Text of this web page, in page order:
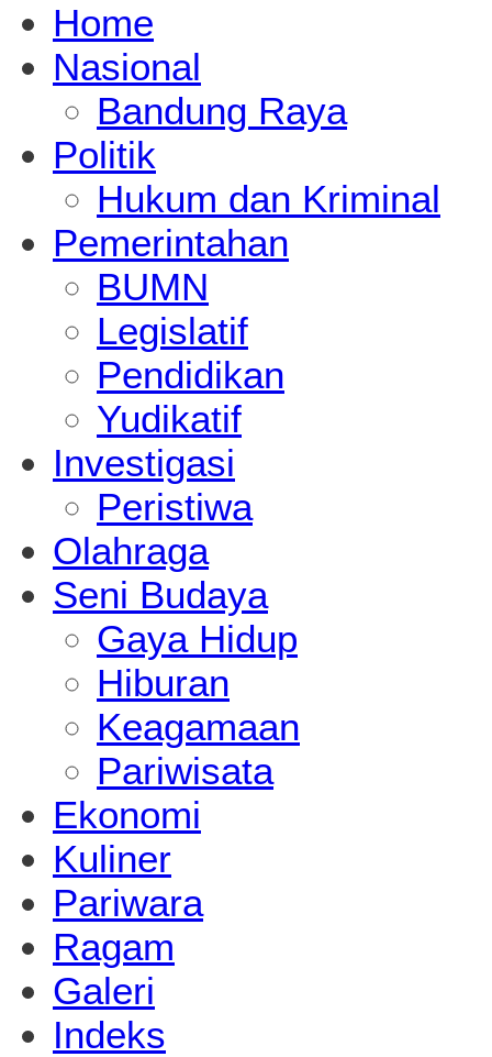
Home
Nasional
Bandung Raya
Politik
Hukum dan Kriminal
Pemerintahan
BUMN
Legislatif
Pendidikan
Yudikatif
Investigasi
Peristiwa
Olahraga
Seni Budaya
Gaya Hidup
Hiburan
Keagamaan
Pariwisata
Ekonomi
Kuliner
Pariwara
Ragam
Galeri
Indeks